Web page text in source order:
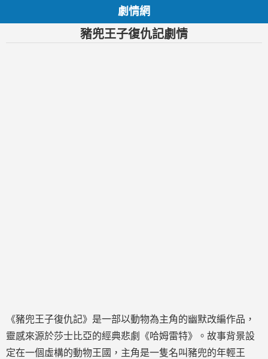
劇情網
豬兜王子復仇記劇情
《豬兜王子復仇記》是一部以動物為主角的幽默改編作品，
靈感來源於莎士比亞的經典悲劇《哈姆雷特》。故事背景設
定在一個虛構的動物王國，主角是一隻名叫豬兜的年輕王